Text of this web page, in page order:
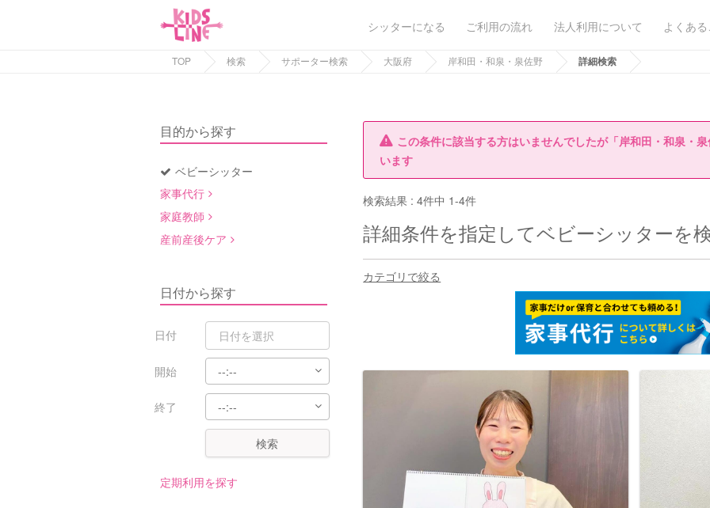
シッターになる ご利用の流れ 法人利用について よくあ
TOP 検索 サポーター検索 大阪府 岸和田・和泉・泉佐野 詳細検索
目的から探す
ベビーシッター
家事代行
家庭教師
産前産後ケア
日付から探す
日付
開始
終了
検索
定期利用を探す
この条件に該当する方はいませんでしたが「岸和田・和泉・
います
検索結果 :4件中 1-4件
詳細条件を指定してベビーシッターを
カテゴリで絞る